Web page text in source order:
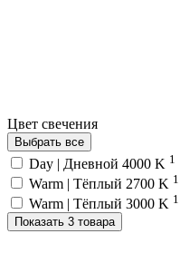
Цвет свечения
Выбрать все
Day | Дневной 4000 K 1
Warm | Тёплый 2700 K 1
Warm | Тёплый 3000 K 1
Показать 3 товара